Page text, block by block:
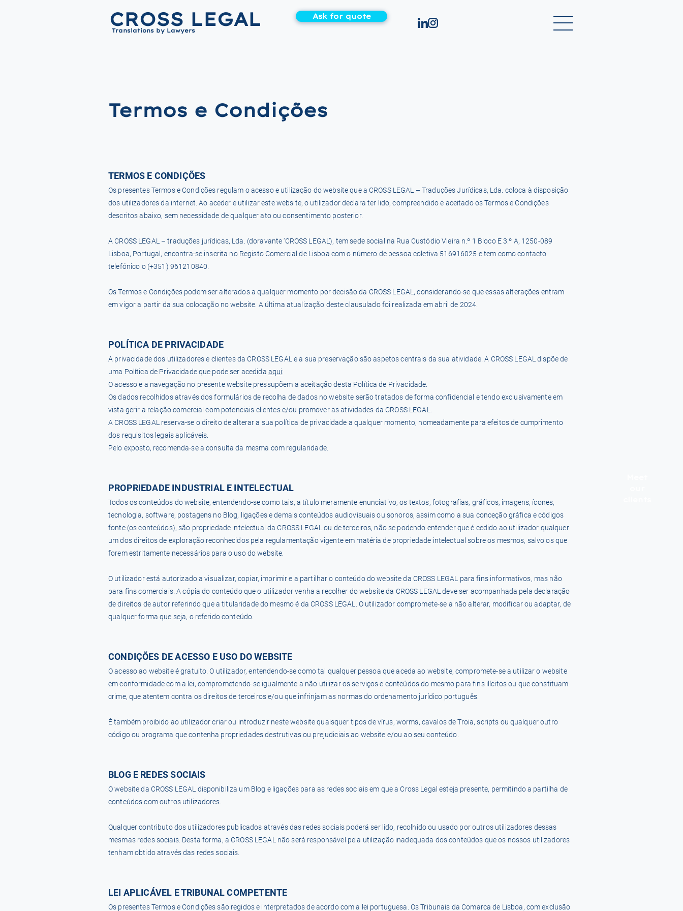
Translations by Lawyers
CROSS LEGAL Ask for quote
Termos e Condições
TERMOS E CONDIÇÕES
Os presentes Termos e Condições regulam o acesso e utilização do website que a CROSS LEGAL – Traduções Jurídicas, Lda. coloca à disposição
dos utilizadores da internet. Ao aceder e utilizar este website, o utilizador declara ter lido, compreendido e aceitado os Termos e Condições
descritos abaixo, sem necessidade de qualquer ato ou consentimento posterior.
A CROSS LEGAL – traduções jurídicas, Lda. (doravante ‘CROSS LEGAL’), tem sede social na Rua Custódio Vieira n.º 1 Bloco E 3.º A, 1250-089
Lisboa, Portugal, encontra-se inscrita no Registo Comercial de Lisboa com o número de pessoa coletiva 516916025 e tem como contacto
telefónico o (+351) 961210840.
Os Termos e Condições podem ser alterados a qualquer momento por decisão da CROSS LEGAL, considerando-se que essas alterações entram
em vigor a partir da sua colocação no website. A última atualização deste clausulado foi realizada em abril de 2024.
POLÍTICA DE PRIVACIDADE
A privacidade dos utilizadores e clientes da CROSS LEGAL e a sua preservação são aspetos centrais da sua atividade. A CROSS LEGAL dispõe de
uma Política de Privacidade que pode ser acedida aqui:
O acesso e a navegação no presente website pressupõem a aceitação desta Política de Privacidade.
Os dados recolhidos através dos formulários de recolha de dados no website serão tratados de forma confidencial e tendo exclusivamente em
vista gerir a relação comercial com potenciais clientes e/ou promover as atividades da CROSS LEGAL.
A CROSS LEGAL reserva-se o direito de alterar a sua política de privacidade a qualquer momento, nomeadamente para efeitos de cumprimento
dos requisitos legais aplicáveis.
Pelo exposto, recomenda-se a consulta da mesma com regularidade.
PROPRIEDADE INDUSTRIAL E INTELECTUAL
Todos os conteúdos do website, entendendo-se como tais, a título meramente enunciativo, os textos, fotografias, gráficos, imagens, ícones,
tecnologia, software, postagens no Blog, ligações e demais conteúdos audiovisuais ou sonoros, assim como a sua conceção gráfica e códigos
fonte (os conteúdos), são propriedade intelectual da CROSS LEGAL ou de terceiros, não se podendo entender que é cedido ao utilizador qualquer
um dos direitos de exploração reconhecidos pela regulamentação vigente em matéria de propriedade intelectual sobre os mesmos, salvo os que
forem estritamente necessários para o uso do website.
O utilizador está autorizado a visualizar, copiar, imprimir e a partilhar o conteúdo do website da CROSS LEGAL para fins informativos, mas não
para fins comerciais. A cópia do conteúdo que o utilizador venha a recolher do website da CROSS LEGAL deve ser acompanhada pela declaração
de direitos de autor referindo que a titularidade do mesmo é da CROSS LEGAL. O utilizador compromete-se a não alterar, modificar ou adaptar, de
qualquer forma que seja, o referido conteúdo.
CONDIÇÕES DE ACESSO E USO DO WEBSITE
O acesso ao website é gratuito. O utilizador, entendendo-se como tal qualquer pessoa que aceda ao website, compromete-se a utilizar o website
em conformidade com a lei, comprometendo-se igualmente a não utilizar os serviços e conteúdos do mesmo para fins ilícitos ou que constituam
crime, que atentem contra os direitos de terceiros e/ou que infrinjam as normas do ordenamento jurídico português.
É também proibido ao utilizador criar ou introduzir neste website quaisquer tipos de vírus, worms, cavalos de Troia, scripts ou qualquer outro
código ou programa que contenha propriedades destrutivas ou prejudiciais ao website e/ou ao seu conteúdo.
BLOG E REDES SOCIAIS
O website da CROSS LEGAL disponibiliza um Blog e ligações para as redes sociais em que a Cross Legal esteja presente, permitindo a partilha de
conteúdos com outros utilizadores.
Qualquer contributo dos utilizadores publicados através das redes sociais poderá ser lido, recolhido ou usado por outros utilizadores dessas
mesmas redes sociais. Desta forma, a CROSS LEGAL não será responsável pela utilização inadequada dos conteúdos que os nossos utilizadores
tenham obtido através das redes sociais.
LEI APLICÁVEL E TRIBUNAL COMPETENTE
Os presentes Termos e Condições são regidos e interpretados de acordo com a lei portuguesa. Os Tribunais da Comarca de Lisboa, com exclusão